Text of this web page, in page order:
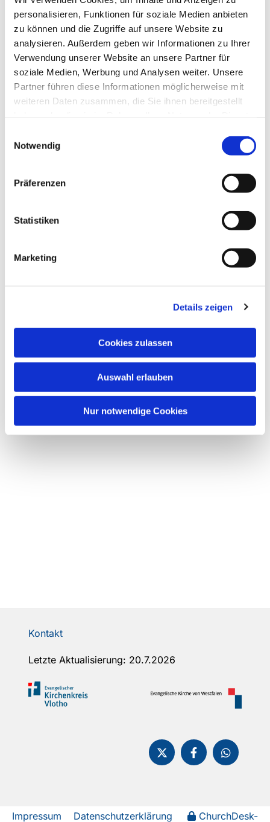
personalisieren, Funktionen für soziale Medien anbieten
zu können und die Zugriffe auf unsere Website zu
analysieren. Außerdem geben wir Informationen zu Ihrer
Verwendung unserer Website an unsere Partner für
soziale Medien, Werbung und Analysen weiter. Unsere
Partner führen diese Informationen möglicherweise mit
weiteren Daten zusammen, die Sie ihnen bereitgestellt
Notwendig
Präferenzen
Statistiken
Marketing
Details zeigen
Cookies zulassen
Auswahl erlauben
Nur notwendige Cookies
Dies könnte Sie auch
Kontakt
Letzte Aktualisierung: 20.7.2026
Impressum Datenschutzerklärung ChurchDesk-